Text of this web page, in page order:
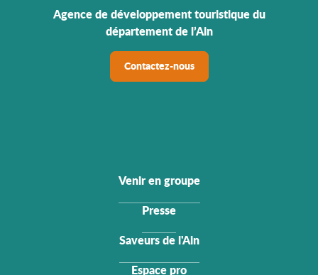
Agence de développement touristique du
département de l’Ain
Contactez-nous
Venir en groupe
Presse
Saveurs de l'Ain
Espace pro